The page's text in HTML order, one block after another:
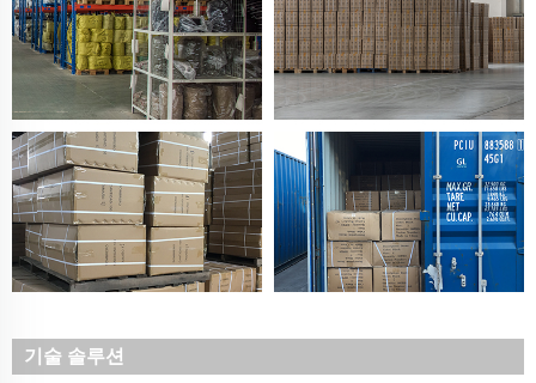
기술 솔루션